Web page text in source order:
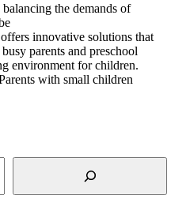
the demands of
innovative solutions that
parents and preschool
environment for children.
with small children